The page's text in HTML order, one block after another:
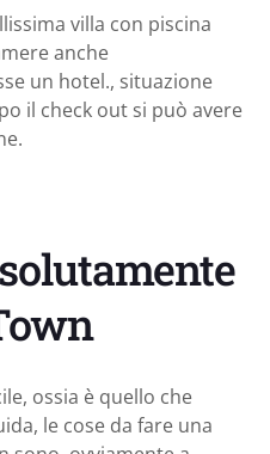
villa con piscina
anche
un hotel., situazione
il check out si può avere
ossia è quello che
le cose da fare una